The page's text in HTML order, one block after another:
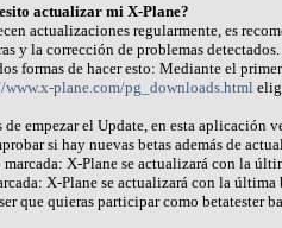
actualizar mi X-Plane?
actualizaciones regularmente, es
y la corrección de problemas detectados.
formas de hacer esto: Mediante el
plane.com/pg_downloads.html
de empezar el Update, en esta aplicación
si hay nuevas betas además de
marcada: X-Plane se actualizará con la
X-Plane se actualizará con la
que quieras participar como betatester